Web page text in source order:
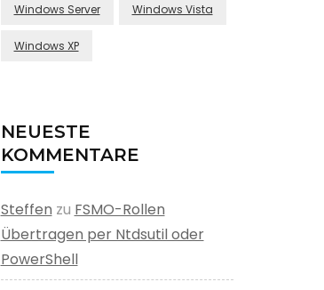
Windows Server Windows Vista
Windows XP
NEUESTE
KOMMENTARE
Steffen zu FSMO-Rollen
Übertragen per Ntdsutil oder
PowerShell